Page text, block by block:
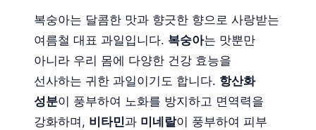
복숭아는 달콤한 맛과 향긋한 향으로 사랑받는
여름철 대표 과일입니다. 복숭아는 맛뿐만
아니라 우리 몸에 다양한 건강 효능을
선사하는 귀한 과일이기도 합니다. 항산화
성분이 풍부하여 노화를 방지하고 면역력을
강화하며, 비타민과 미네랄이 풍부하여 피부